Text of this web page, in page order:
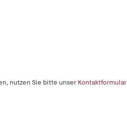
nutzen Sie bitte unser Kontaktformular